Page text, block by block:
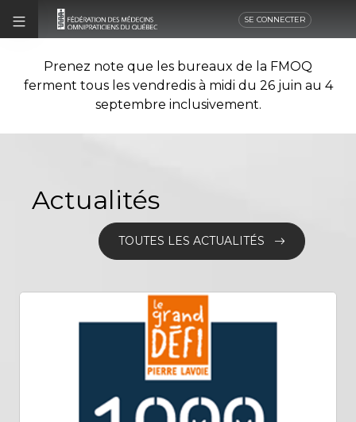
SE CONNECTER
Prenez note que les bureaux de la FMOQ
ferment tous les vendredis à midi du 26 juin au 4
septembre inclusivement.
Actualités
TOUTES LES ACTUALITÉS